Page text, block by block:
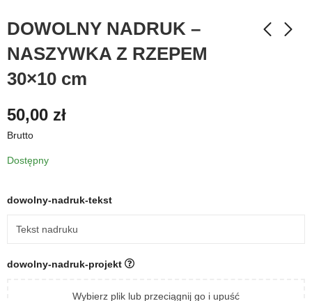
DOWOLNY NADRUK –
NASZYWKA Z RZEPEM
30×10 cm
50,00 zł
Brutto
Dostępny
dowolny-nadruk-tekst
dowolny-nadruk-projekt
Wybierz plik lub przeciągnij go i upuść